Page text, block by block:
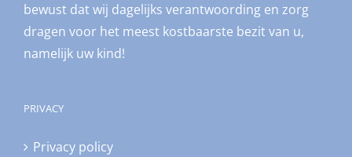
bewust dat wij dagelijks verantwoording en zorg
dragen voor het meest kostbaarste bezit van u,
namelijk uw kind!
PRIVACY
Privacy policy